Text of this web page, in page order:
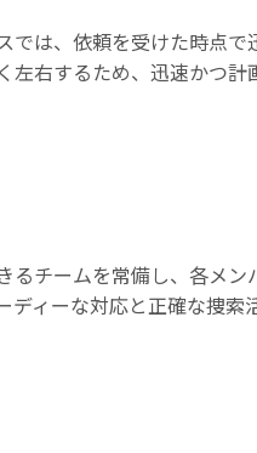
は、依頼を受けた時点で
左右するため、迅速かつ計
るチームを常備し、各メン
ィーな対応と正確な捜索